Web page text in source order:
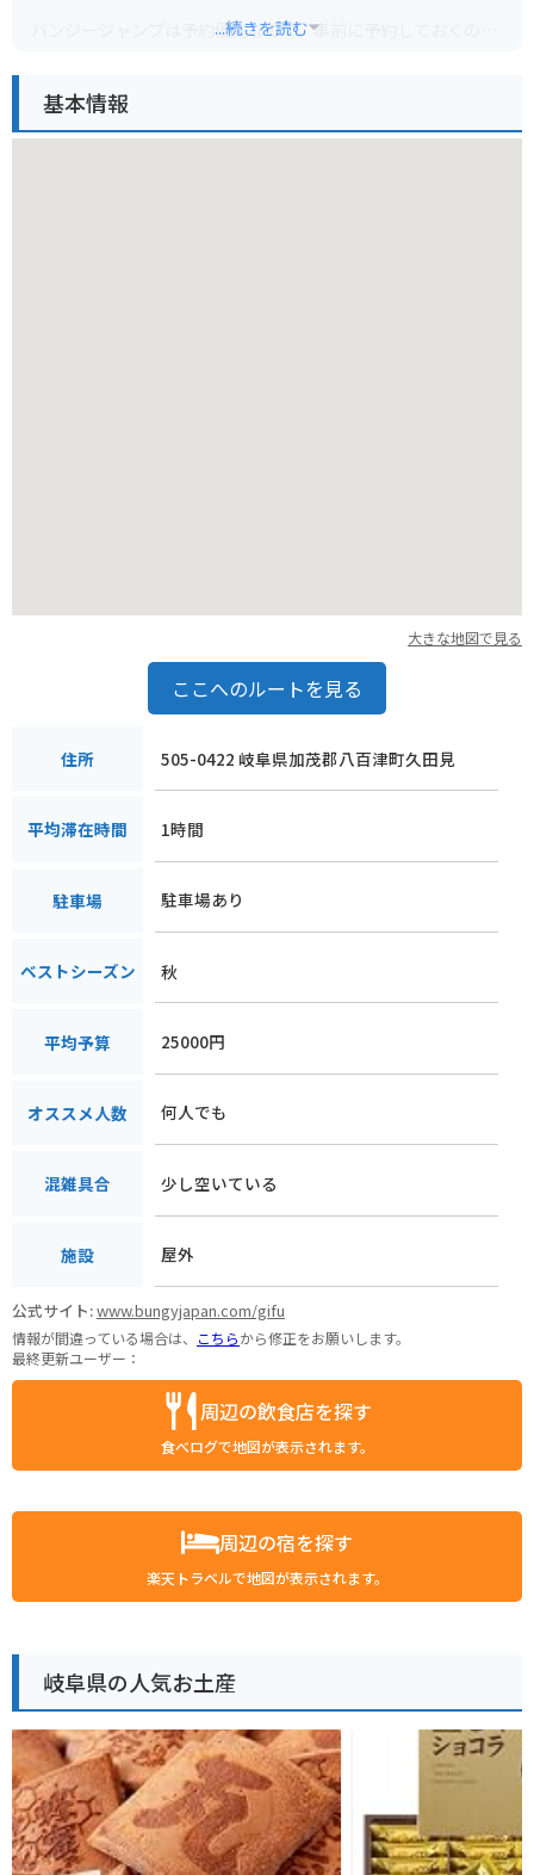
バンジージャンプは予約優先なので、事前に予約しておくのが
岐阜バンジーの周辺には、道の駅や温泉施設などもあり、ツー
...続きを読む
基本情報
大きな地図で見る
ここへのルートを見る
住所 505-0422 岐阜県加茂郡八百津町久田見
平均滞在時間 1時間
駐車場 駐車場あり
ベストシーズン 秋
平均予算 25000円
オススメ人数 何人でも
混雑具合 少し空いている
施設 屋外
公式サイト:www.bungyjapan.com/gifu
情報が間違っている場合は、 こちらから修正をお願いします。
最終更新ユーザー：
周辺の飲食店を探す
食べログで地図が表示されます。
周辺の宿を探す
楽天トラベルで地図が表示されます。
岐阜県の人気お土産